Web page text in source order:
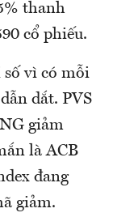
thanh
cổ phiếu.
số vì có mỗi
dắt. PVS
giảm
là ACB
đang
giảm.